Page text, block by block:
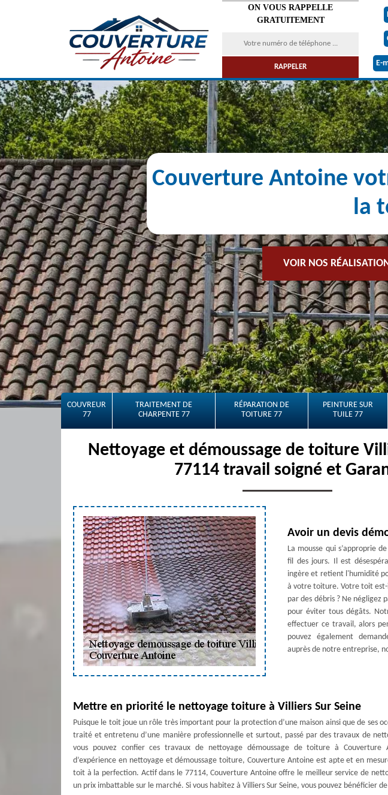
ON VOUS RAPPELLE
GRATUITEMENT
E-
Couverture Antoine
la
VOIR NOS
COUVREUR
77
TRAITEMENT DE
CHARPENTE 77
RÉPARATION DE
TOITURE 77
PEINTURE SUR
TUILE 77
Nettoyage et démoussage de toiture
77114 travail soigné et
Avoir un devis
La mousse qui s’approprie
fil des jours. Il est
ingère et retient l'humidité
à votre toiture. Votre toit est-
par des débris ? Ne négligez
pour éviter tous dégâts.
effectuer ce travail, alors
pouvez également
auprès de notre entreprise,
Mettre en priorité le nettoyage toiture à Villiers Sur Seine
Puisque le toit joue un rôle très important pour la protection d’une maison ainsi que de ses
traité et entretenu d’une manière professionnelle et surtout, passé par des travaux de
vous pouvez confier ces travaux de nettoyage démoussage de toiture à Couverture
d’expérience en nettoyage et démoussage toiture, Couverture Antoine est apte et en
toit à la perfection. Actif dans le 77114, Couverture Antoine offre le meilleur service de
un prix imbattable sur le marché. Si vous habitez à Villiers Sur Seine, vous pouvez bénéficier